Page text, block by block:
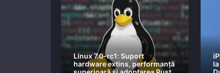
Linux 7.0-rc1: Suport
hardware extins, performanță